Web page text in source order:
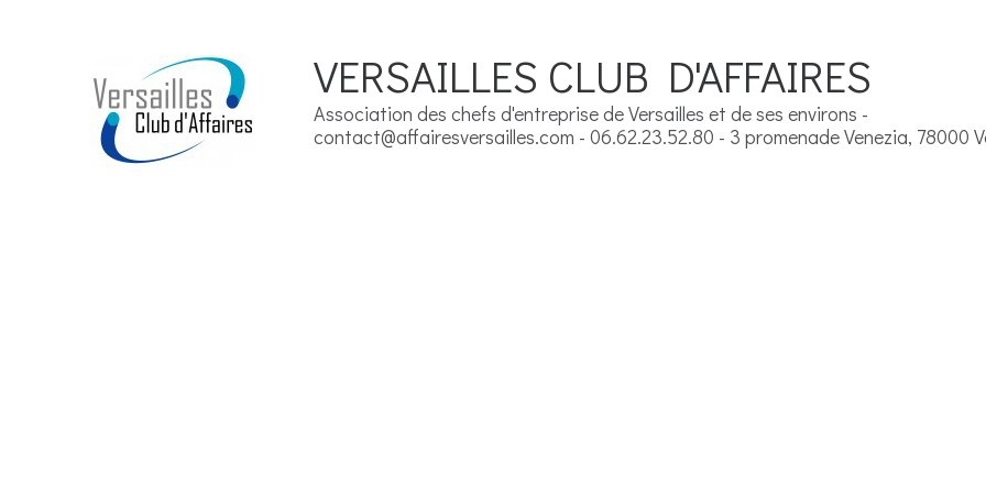
VERSAILLES CLUB D'AFFAIRES
Association des chefs d'entreprise de Versailles et de ses environs -
contact@affairesversailles.com - 06.62.23.52.80 - 3 promenade Venezia, 78000